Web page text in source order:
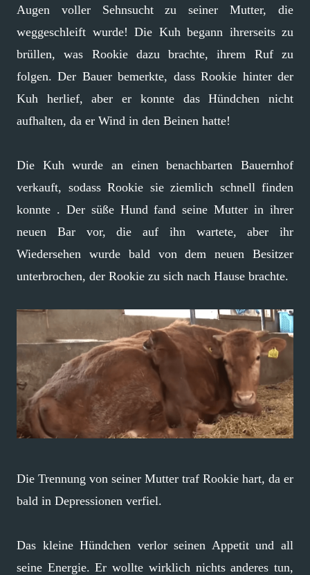
Augen voller Sehnsucht zu seiner Mutter, die
weggeschleift wurde! Die Kuh begann ihrerseits zu
brüllen, was Rookie dazu brachte, ihrem Ruf zu
folgen. Der Bauer bemerkte, dass Rookie hinter der
Kuh herlief, aber er konnte das Hündchen nicht
aufhalten, da er Wind in den Beinen hatte!
Die Kuh wurde an einen benachbarten Bauernhof
verkauft, sodass Rookie sie ziemlich schnell finden
konnte . Der süße Hund fand seine Mutter in ihrer
neuen Bar vor, die auf ihn wartete, aber ihr
Wiedersehen wurde bald von dem neuen Besitzer
unterbrochen, der Rookie zu sich nach Hause brachte.
Die Trennung von seiner Mutter traf Rookie hart, da er
bald in Depressionen verfiel.
Das kleine Hündchen verlor seinen Appetit und all
seine Energie. Er wollte wirklich nichts anderes tun,